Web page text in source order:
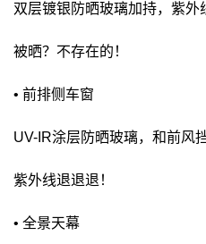
双层镀银防晒玻璃加持，紫外
被晒？不存在的！
• 前排侧车窗
UV-IR涂层防晒玻璃，和前风
紫外线退退退！
• 全景天幕